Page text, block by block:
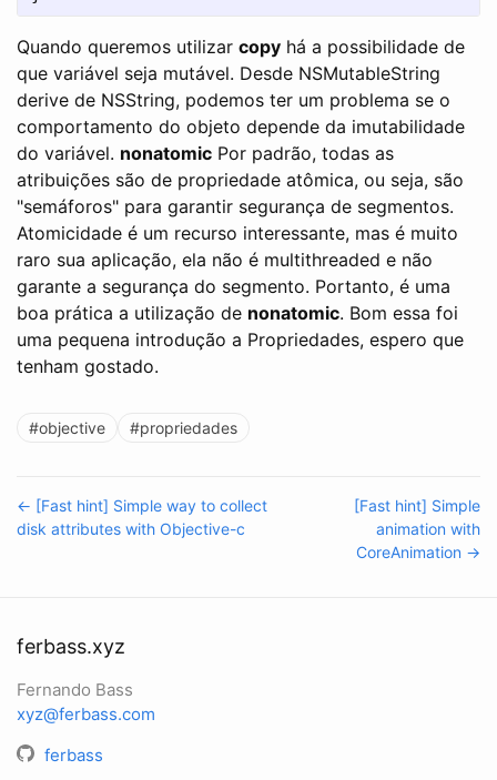
Quando queremos utilizar copy há a possibilidade de
que variável seja mutável. Desde NSMutableString
derive de NSString, podemos ter um problema se o
comportamento do objeto depende da imutabilidade
do variável. nonatomic Por padrão, todas as
atribuições são de propriedade atômica, ou seja, são
"semáforos" para garantir segurança de segmentos.
Atomicidade é um recurso interessante, mas é muito
raro sua aplicação, ela não é multithreaded e não
garante a segurança do segmento. Portanto, é uma
boa prática a utilização de nonatomic. Bom essa foi
uma pequena introdução a Propriedades, espero que
tenham gostado.
#objective #propriedades
← [Fast hint] Simple way to collect
disk attributes with Objective-c
[Fast hint] Simple
animation with
CoreAnimation →
ferbass.xyz
Fernando Bass
xyz@ferbass.com
ferbass